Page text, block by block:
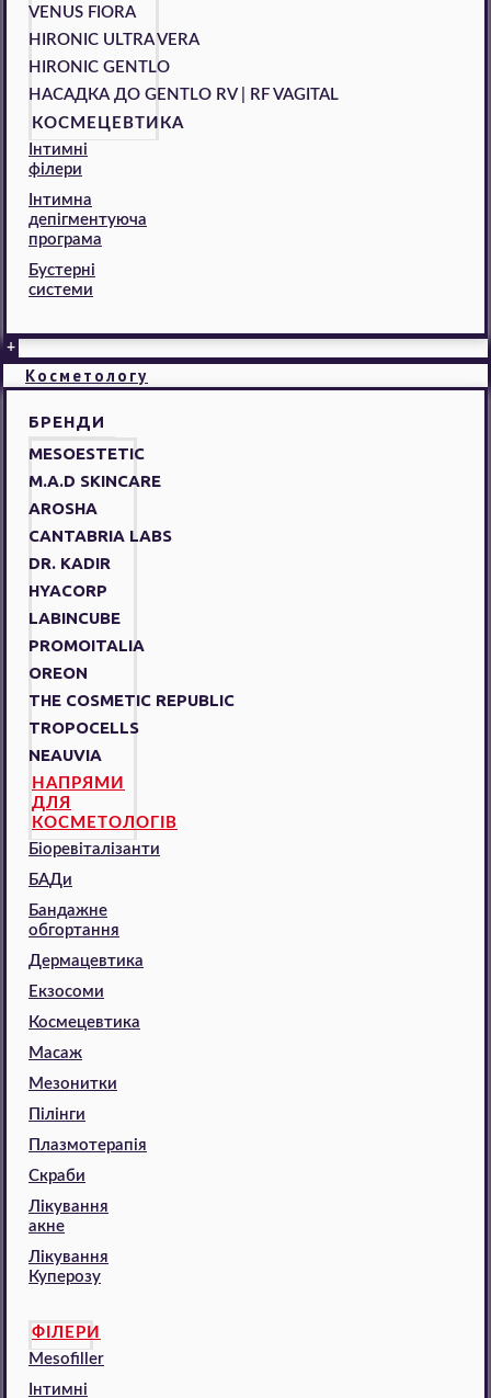
VENUS FIORA
HIRONIC ULTRA VERA
HIRONIC GENTLO
НАСАДКА ДО GENTLO RV | RF VAGITAL
КОСМЕЦЕВТИКА
Інтимні
філери
Інтимна
депігментуюча
програма
Бустерні
системи
+
Косметологу
БРЕНДИ
MESOESTETIC
M.A.D SKINCARE
AROSHA
CANTABRIA LABS
DR. KADIR
HYACORP
LABINCUBE
PROMOITALIA
OREON
THE COSMETIC REPUBLIC
TROPOCELLS
NEAUVIA
НАПРЯМИ
ДЛЯ
КОСМЕТОЛОГІВ
Біоревіталізанти
БАДи
Бандажне
обгортання
Дермацевтика
Екзосоми
Космецевтика
Масаж
Мезонитки
Пілінги
Плазмотерапія
Скраби
Лікування
акне
Лікування
Куперозу
ФІЛЕРИ
Mesofiller
Інтимні